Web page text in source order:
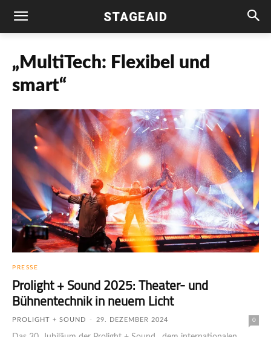
STAGEAID
„MultiTech: Flexibel und
smart“
PRESSE
Prolight + Sound 2025: Theater- und
Bühnentechnik in neuem Licht
PROLIGHT + SOUND - 29. DEZEMBER 2024 0